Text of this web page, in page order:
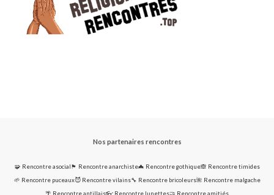
Nos partenaires rencontres
🧩 Rencontre asocial 🏴 Rencontre anarchiste🦇 Rencontre gothique🙈 Rencontre timides
🌱 Rencontre puceaux😈 Rencontre vilains🔧 Rencontre bricoleurs🌺 Rencontre malgache